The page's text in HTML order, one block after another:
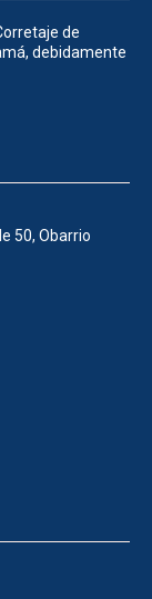
de
debidamente
50, Obarrio